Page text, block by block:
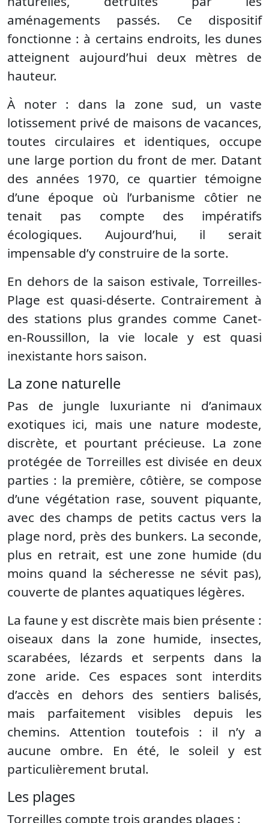
aménagements passés. Ce dispositif
fonctionne : à certains endroits, les dunes
atteignent aujourd’hui deux mètres de
hauteur.
À noter : dans la zone sud, un vaste
lotissement privé de maisons de vacances,
toutes circulaires et identiques, occupe
une large portion du front de mer. Datant
des années 1970, ce quartier témoigne
d’une époque où l’urbanisme côtier ne
tenait pas compte des impératifs
écologiques. Aujourd’hui, il serait
impensable d’y construire de la sorte.
En dehors de la saison estivale, Torreilles-
Plage est quasi-déserte. Contrairement à
des stations plus grandes comme Canet-
en-Roussillon, la vie locale y est quasi
inexistante hors saison.
La zone naturelle
Pas de jungle luxuriante ni d’animaux
exotiques ici, mais une nature modeste,
discrète, et pourtant précieuse. La zone
protégée de Torreilles est divisée en deux
parties : la première, côtière, se compose
d’une végétation rase, souvent piquante,
avec des champs de petits cactus vers la
plage nord, près des bunkers. La seconde,
plus en retrait, est une zone humide (du
moins quand la sécheresse ne sévit pas),
couverte de plantes aquatiques légères.
La faune y est discrète mais bien présente :
oiseaux dans la zone humide, insectes,
scarabées, lézards et serpents dans la
zone aride. Ces espaces sont interdits
d’accès en dehors des sentiers balisés,
mais parfaitement visibles depuis les
chemins. Attention toutefois : il n’y a
aucune ombre. En été, le soleil y est
particulièrement brutal.
Les plages
Torreilles compte trois grandes plages :